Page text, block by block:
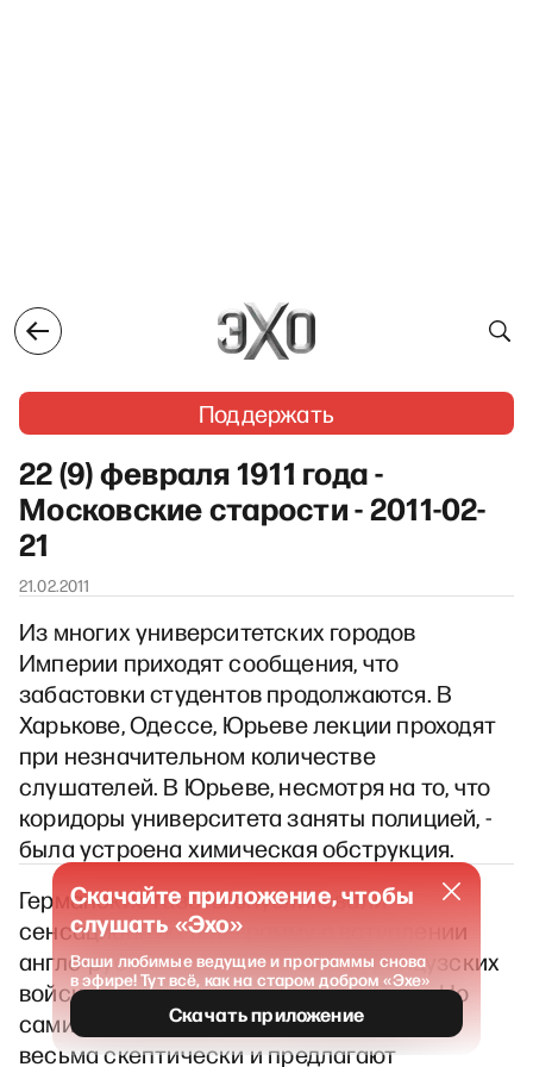
Поддержать
22 (9) февраля 1911 года -
Московские старости - 2011-02-
21
21.02.2011
Из многих университетских городов
Империи приходят сообщения, что
забастовки студентов продолжаются. В
Харькове, Одессе, Юрьеве лекции проходят
при незначительном количестве
слушателей. В Юрьеве, несмотря на то, что
коридоры университета заняты полицией, -
была устроена химическая обструкция.
Германские газеты опубликовали
сенсационную телеграмму о вступлении
англо-русский войск в Тибет и французских
войск - в китайскую провинцию Юнан. Но
сами газеты относятся к этой новости
весьма скептически и предлагают
Скачайте приложение, чтобы
слушать «Эхо»
Ваши любимые ведущие и программы снова
в эфире! Тут всё, как на старом добром «Эхе»
Скачать приложение